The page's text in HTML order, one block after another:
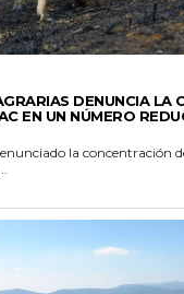
DENUNCIA LA
EN UN NÚMERO
la concentración